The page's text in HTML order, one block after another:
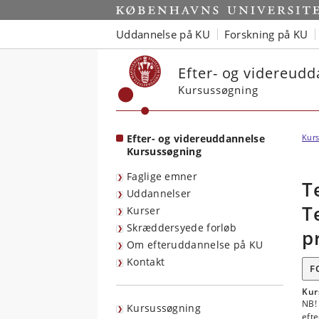
Start
Uddannelse på KU Forskning på KU
Efter- og
Kursussøgning
Efter- og videreuddannelse
Kursussøgning
Faglige emner
Uddannelser
Kurser
Skræddersyede forløb
Om efteruddannelse på KU
Kontakt
Kursussøgning